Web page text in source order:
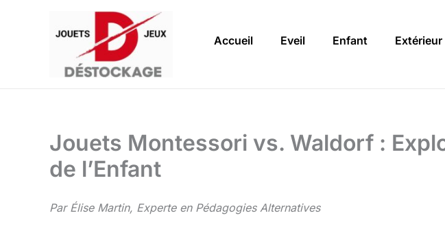
Accueil Eveil Enfant Extérieur
Jouets Montessori vs. Waldorf :
de l’Enfant
Par Élise Martin, Experte en Pédagogies Alternatives